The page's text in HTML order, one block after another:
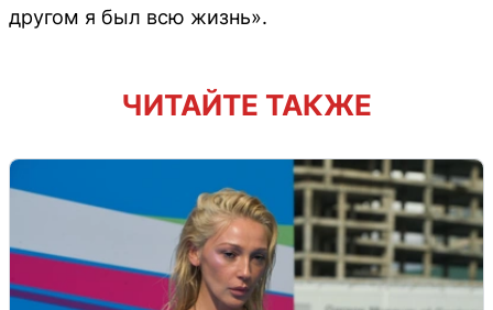
другом я был всю жизнь».
ЧИТАЙТЕ ТАКЖЕ